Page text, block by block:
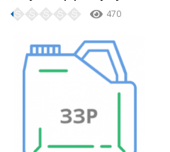
470